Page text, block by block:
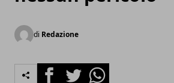
di Redazione
FacebookTwitterWhatsapp